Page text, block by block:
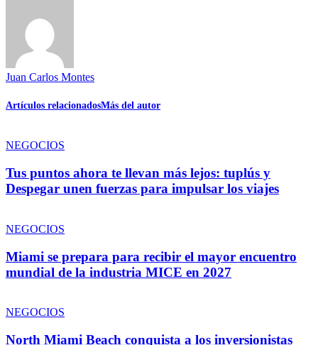
Juan Carlos Montes
Artículos relacionadosMás del autor
NEGOCIOS
Tus puntos ahora te llevan más lejos: tuplús y
Despegar unen fuerzas para impulsar los viajes
NEGOCIOS
Miami se prepara para recibir el mayor encuentro
mundial de la industria MICE en 2027
NEGOCIOS
North Miami Beach conquista a los inversionistas